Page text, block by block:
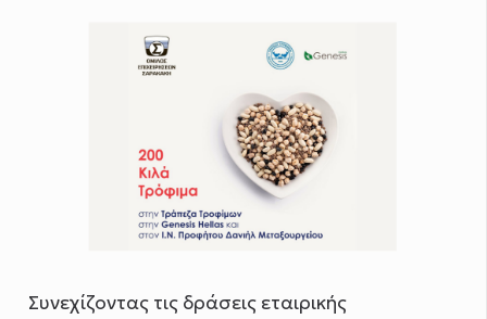
Συνεχίζοντας τις δράσεις εταιρικής